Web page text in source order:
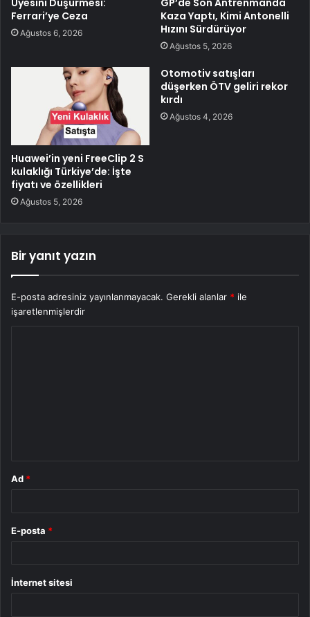
Ferrari’ye Ceza
Ağustos 6, 2026
Kaza Yaptı, Kimi Antonelli
Hızını Sürdürüyor
Ağustos 5, 2026
Huawei’in yeni FreeClip 2 S
kulaklığı Türkiye’de: İşte
fiyatı ve özellikleri
Ağustos 5, 2026
Otomotiv satışları
düşerken ÖTV geliri rekor
kırdı
Ağustos 4, 2026
Bir yanıt yazın
E-posta adresiniz yayınlanmayacak. Gerekli alanlar * ile
işaretlenmişlerdir
Ad *
E-posta *
İnternet sitesi